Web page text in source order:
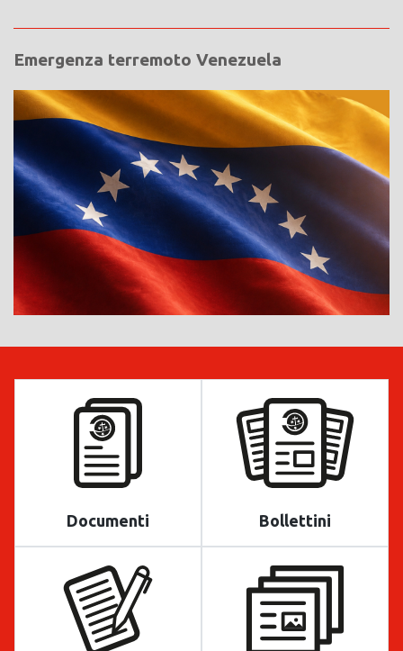
Emergenza terremoto Venezuela
Documenti Bollettini